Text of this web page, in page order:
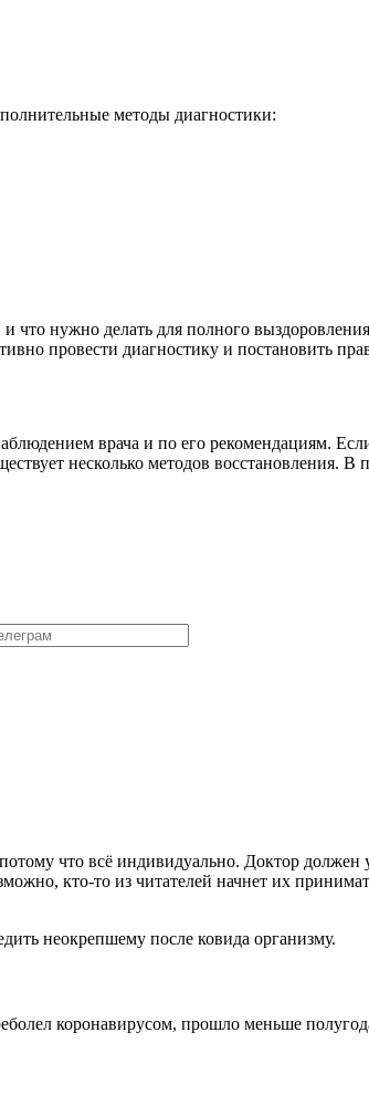
методы диагностики:
что нужно делать для полного
провести диагностику и постановить
врача и по его рекомендациям.
несколько методов восстановления. В
что всё индивидуально. Доктор
кто-то из читателей начнет их
неокрепшему после ковида организму.
коронавирусом, прошло меньше